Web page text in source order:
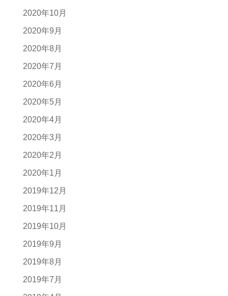
2020年10月
2020年9月
2020年8月
2020年7月
2020年6月
2020年5月
2020年4月
2020年3月
2020年2月
2020年1月
2019年12月
2019年11月
2019年10月
2019年9月
2019年8月
2019年7月